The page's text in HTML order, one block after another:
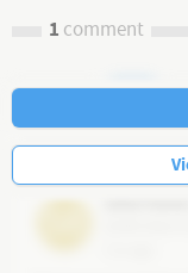
1 comment